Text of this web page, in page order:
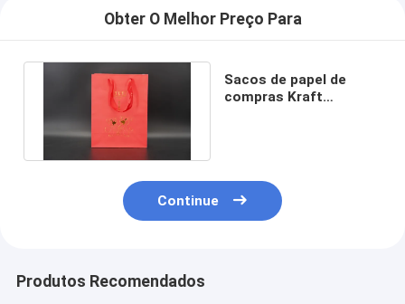
Obter O Melhor Preço Para
Sacos de papel de
compras Kraft
Continue
Produtos Recomendados